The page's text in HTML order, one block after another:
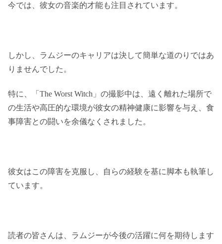
今では、彼女の音楽的才能も注目されています。
しかし、ラムジーのキャリアは決して簡単な道のりではあ
りませんでした。
特に、「The Worst Witch」の撮影中は、遠く離れた場所で
の生活や高圧的な環境が彼女の精神健康に影響を与え、食
事障害との闘いを余儀なくされました。
彼女はこの障害を克服し、自らの経験を基に脚本も執筆し
ています。
読者の皆さんは、ラムジーが今後の活躍に何を期待します